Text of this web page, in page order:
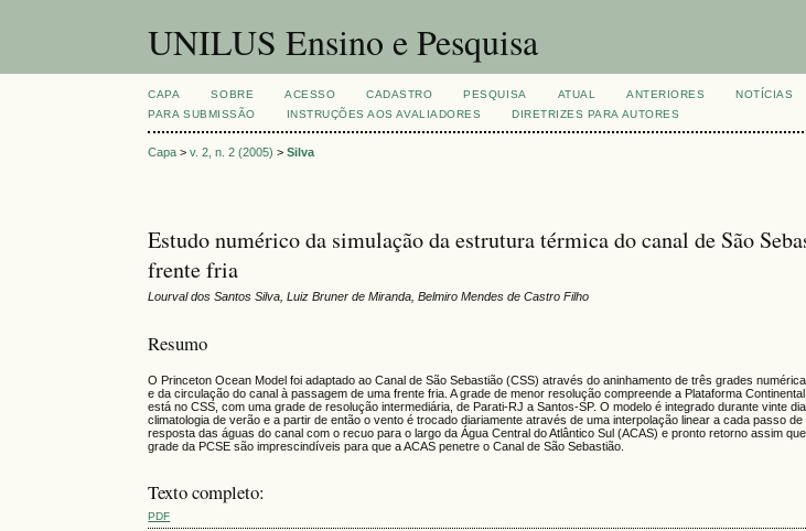
UNILUS Ensino e Pesquisa
CAPA SOBRE ACESSO CADASTRO PESQUISA ATUAL ANTERIORES NOTÍCIAS
PARA SUBMISSÃO
INSTRUÇÕES AOS AVALIADORES DIRETRIZES PARA AUTORES
Capa >v. 2, n. 2 (2005) >Silva
Estudo numérico da simulação da estrutura térmica do canal de São
frente fria
Lourval dos Santos Silva, Luiz Bruner de Miranda, Belmiro Mendes de Castro Filho
Resumo
O Princeton Ocean Model foi adaptado ao Canal de São Sebastião (CSS) através do aninhamento de três grades
e da circulação do canal à passagem de uma frente fria. A grade de menor resolução compreende a Plataforma
está no CSS, com uma grade de resolução intermediária, de Parati-RJ a Santos-SP. O modelo é integrado durante vinte
climatologia de verão e a partir de então o vento é trocado diariamente através de uma interpolação linear a cada passo
resposta das águas do canal com o recuo para o largo da Água Central do Atlântico Sul (ACAS) e pronto retorno assim
grade da PCSE são imprescindíveis para que a ACAS penetre o Canal de São Sebastião.
Texto completo:
PDF